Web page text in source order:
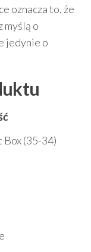
oznacza to, że
myślą o
jedynie o
Box (35-34)